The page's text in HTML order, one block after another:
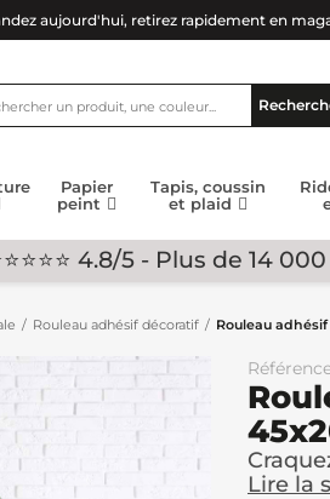
aujourd'hui, retirez rapidement en
Papier
peint
Tapis, coussin
et plaid
4.8/5 - Plus de 14
Rouleau adhésif décoratif Rouleau
Lire la